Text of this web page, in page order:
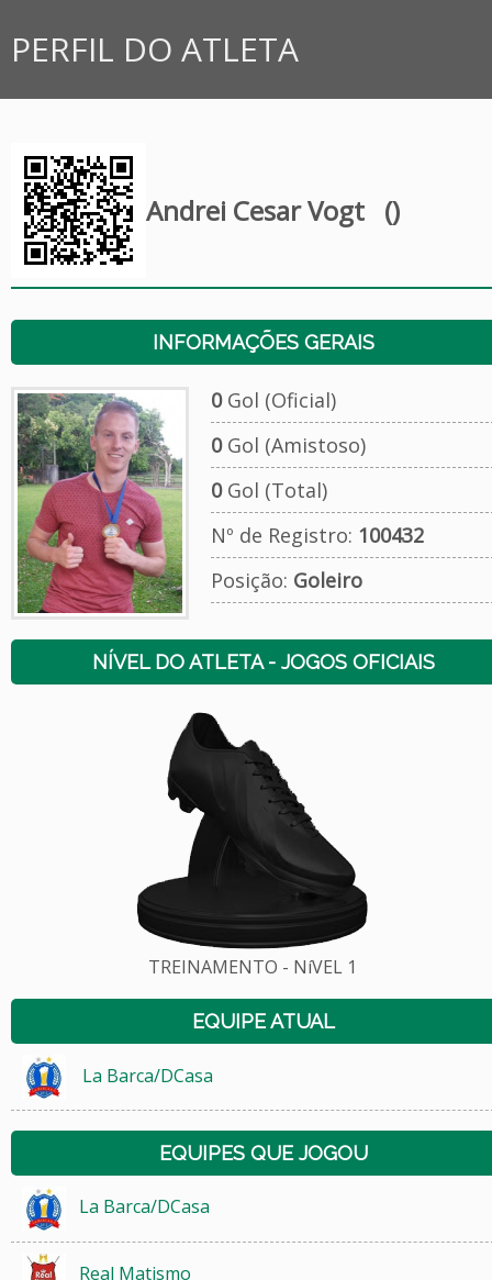
PERFIL DO ATLETA
Andrei Cesar Vogt ()
INFORMAÇÕES GERAIS
0Gol (Oficial)
0Gol (Amistoso)
0Gol (Total)
Nº de Registro: 100432
Posição: Goleiro
NÍVEL DO ATLETA - JOGOS OFICIAIS
TREINAMENTO - NíVEL 1
EQUIPE ATUAL
La Barca/DCasa
EQUIPES QUE JOGOU
La Barca/DCasa
Real Matismo